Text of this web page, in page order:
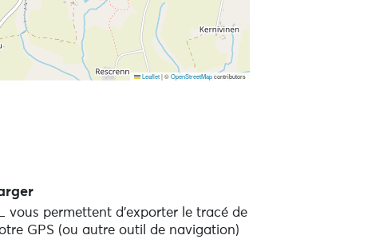
Leaflet |©OpenStreetMapcontributors
vous permettent d'exporter le tracé de
GPS (ou autre outil de navigation)